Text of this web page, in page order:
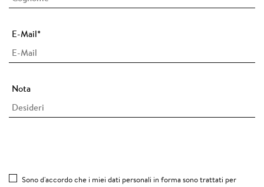
E-Mail*
Nota
Sono d'accordo che i miei dati personali in forma sono trattati per